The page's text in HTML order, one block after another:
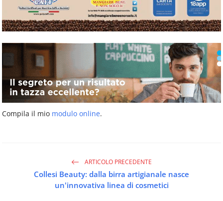
Compila il mio modulo online.
ARTICOLO PRECEDENTE
Collesi Beauty: dalla birra artigianale nasce
un'innovativa linea di cosmetici